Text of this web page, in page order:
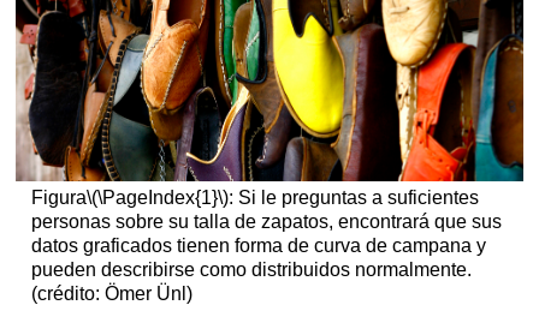
Figura\(\PageIndex{1}\): Si le preguntas a suficientes
personas sobre su talla de zapatos, encontrará que sus
datos graficados tienen forma de curva de campana y
pueden describirse como distribuidos normalmente.
(crédito: Ömer Ünl)